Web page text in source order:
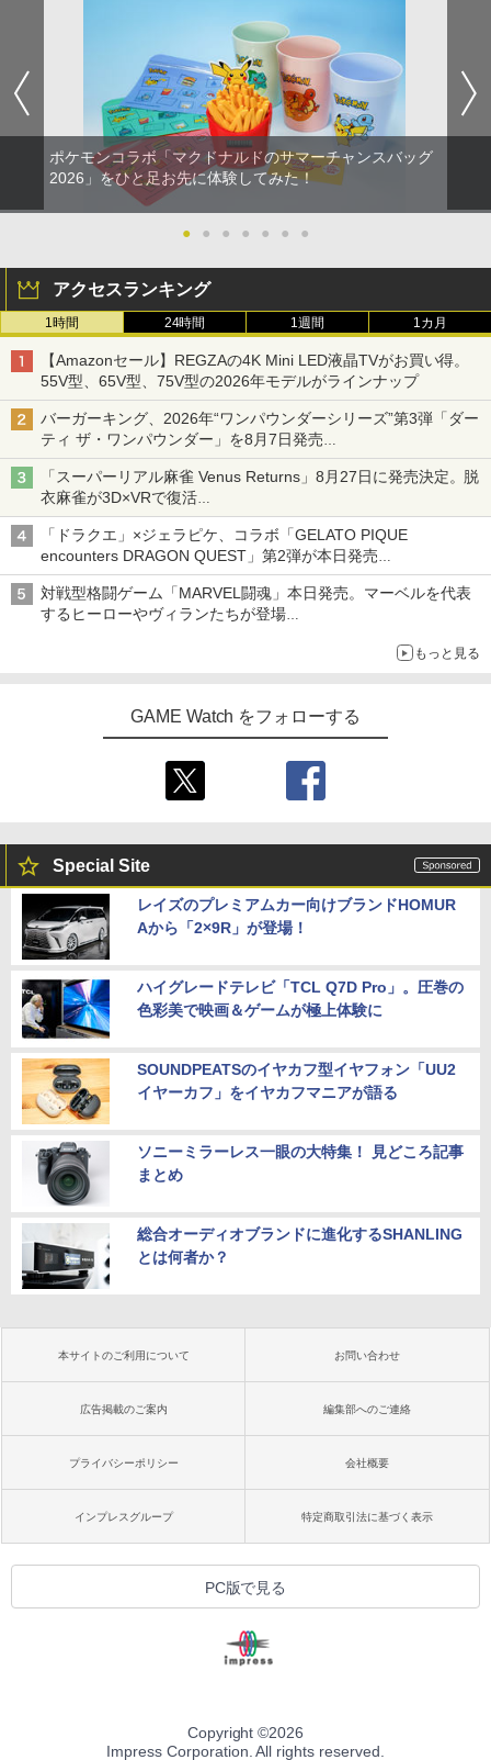
第三章 蛇神 (オリジナル特典:オリジナル
巾着＋メーカー特典:【坤と離】二振りの
剣、十翼より来たる！スタジオ描き下ろ
しイラストボード付) [Blu-ray]
￥9,900
ポケモンコラボ「マクドナルドのサマーチャンスバッグ
2026」をひと足お先に体験してみた！
● ● ● ● ● ● ●
アクセスランキング
1時間 24時間 1週間 1カ月
【Amazonセール】REGZAの4K Mini LED液晶TVがお買い得。
55V型、65V型、75V型の2026年モデルがラインナップ
バーガーキング、2026年“ワンパウンダーシリーズ”第3弾「ダー
ティ ザ・ワンパウンダー」を8月7日発売
「特製ガーリックマヨソース」を使用した超大型チーズバーガー
「スーパーリアル麻雀 Venus Returns」8月27日に発売決定。脱
衣麻雀が3D×VRで復活
発売から2週間は20%オフになるセールが実施
「ドラクエ」×ジェラピケ、コラボ「GELATO PIQUE
encounters DRAGON QUEST」第2弾が本日発売
アイスカップに入ったスライムやわたぼう、ベビーサタンなどが
オリジナルアートで登場
対戦型格闘ゲーム「MARVEL闘魂」本日発売。マーベルを代表
するヒーローやヴィランたちが登場
もっと見る
GAME Watch をフォローする
Special Site
レイズのプレミアムカー向けブランドHOMUR
Aから「2×9R」が登場！
ハイグレードテレビ「TCL Q7D Pro」。圧巻の
色彩美で映画＆ゲームが極上体験に
SOUNDPEATSのイヤカフ型イヤフォン「UU2
イヤーカフ」をイヤカフマニアが語る
ソニーミラーレス一眼の大特集！ 見どころ記事
まとめ
総合オーディオブランドに進化するSHANLING
とは何者か？
本サイトのご利用について お問い合わせ
広告掲載のご案内 編集部へのご連絡
プライバシーポリシー 会社概要
インプレスグループ 特定商取引法に基づく表示
PC版で見る
Copyright ©2026
Impress Corporation. All rights reserved.